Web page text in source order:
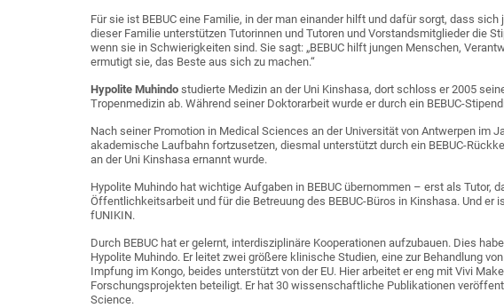
Für sie ist BEBUC eine Familie, in der man einander hilft und dafür sorgt, dass
dieser Familie unterstützen Tutorinnen und Tutoren und Vorstandsmitglieder die
wenn sie in Schwierigkeiten sind. Sie sagt: „BEBUC hilft jungen Menschen,
ermutigt sie, das Beste aus sich zu machen.“
Hypolite Muhindo studierte Medizin an der Uni Kinshasa, dort schloss er 2005
Tropenmedizin ab. Während seiner Doktorarbeit wurde er durch ein BEBUC-
Nach seiner Promotion in Medical Sciences an der Universität von Antwerpen im
akademische Laufbahn fortzusetzen, diesmal unterstützt durch ein BEBUC-
an der Uni Kinshasa ernannt wurde.
Hypolite Muhindo hat wichtige Aufgaben in BEBUC übernommen – erst als Tutor,
Öffentlichkeitsarbeit und für die Betreuung des BEBUC-Büros in Kinshasa. Und
fUNIKIN.
Durch BEBUC hat er gelernt, interdisziplinäre Kooperationen aufzubauen. Dies
Hypolite Muhindo. Er leitet zwei größere klinische Studien, eine zur Behandlung
Impfung im Kongo, beides unterstützt von der EU. Hier arbeitet er eng mit Vivi
Forschungsprojekten beteiligt. Er hat 30 wissenschaftliche Publikationen
Science.